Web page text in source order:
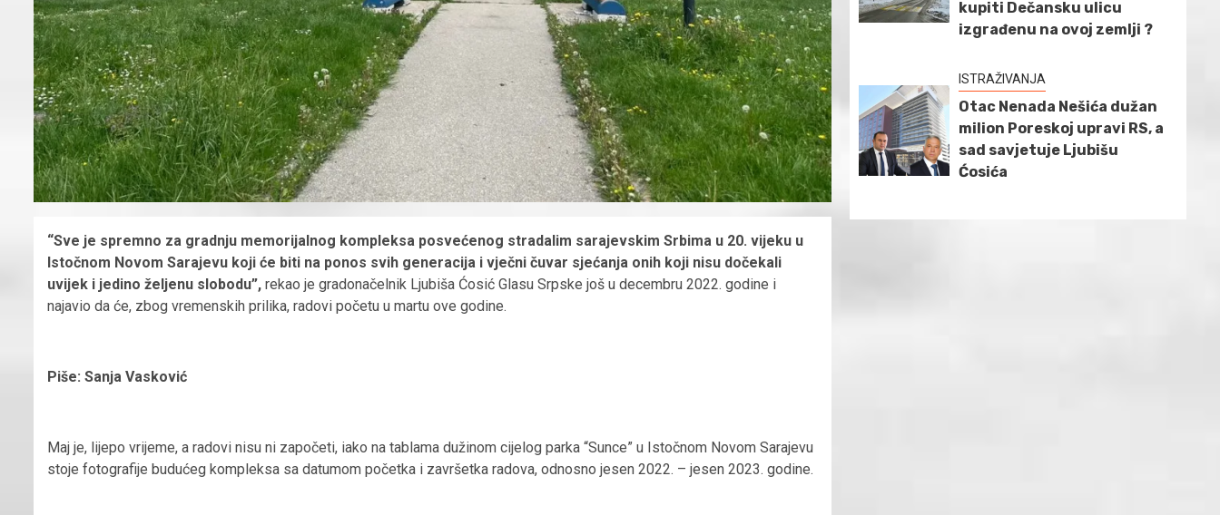
“Sve je spremno za gradnju memorijalnog kompleksa posvećenog stradalim sarajevskim Srbima u 20. vijeku u
Istočnom Novom Sarajevu koji će biti na ponos svih generacija i vječni čuvar sjećanja onih koji nisu dočekali
uvijek i jedino željenu slobodu”, rekao je gradonačelnik Ljubiša Ćosić Glasu Srpske još u decembru 2022. godine i
najavio da će, zbog vremenskih prilika, radovi početu u martu ove godine.
Piše: Sanja Vasković
Maj je, lijepo vrijeme, a radovi nisu ni započeti, iako na tablama dužinom cijelog parka “Sunce” u Istočnom Novom Sarajevu
stoje fotografije budućeg kompleksa sa datumom početka i završetka radova, odnosno jesen 2022. – jesen 2023. godine.
kupiti Dečansku ulicu
izgrađenu na ovoj zemlji ?
ISTRAŽIVANJA
Otac Nenada Nešića dužan
milion Poreskoj upravi RS, a
sad savjetuje Ljubišu
Ćosića